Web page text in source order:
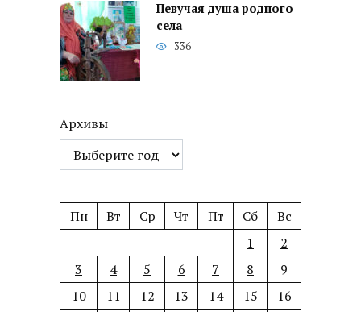
Певучая душа родного
села
336
Архивы
Пн Вт Ср Чт Пт Сб
Вс
1
2
3
4 5 6 7 8
9
10
11 12 13 14 15
16